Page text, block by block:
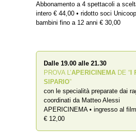
Abbonamento a 4 spettacoli a
intero € 44,00 • ridotto soci
bambini fino a 12 anni € 30,00
Dalle 19.00 alle 21.30
PROVA L’APERICINEMA DE “
SIPARIO”
con le specialità preparate dai
coordinati da Matteo Alessi
APERICINEMA • ingresso al
€ 12,00